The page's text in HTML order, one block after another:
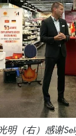
明（右）感谢